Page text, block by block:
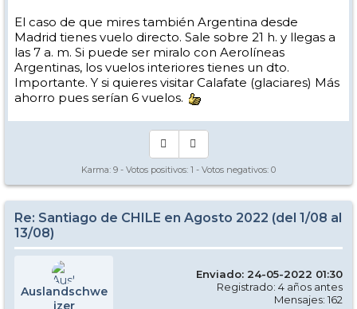
El caso de que mires también Argentina desde
Madrid tienes vuelo directo. Sale sobre 21 h. y llegas a
las 7 a. m. Si puede ser miralo con Aerolíneas
Argentinas, los vuelos interiores tienes un dto.
Importante. Y si quieres visitar Calafate (glaciares) Más
ahorro pues serían 6 vuelos.
Karma: 9 - Votos positivos: 1 - Votos negativos: 0
Re: Santiago de CHILE en Agosto 2022 (del 1/08 al
13/08)
Auslandschwe
izer
Enviado: 24-05-2022 01:30
Registrado: 4 años antes
Mensajes: 162